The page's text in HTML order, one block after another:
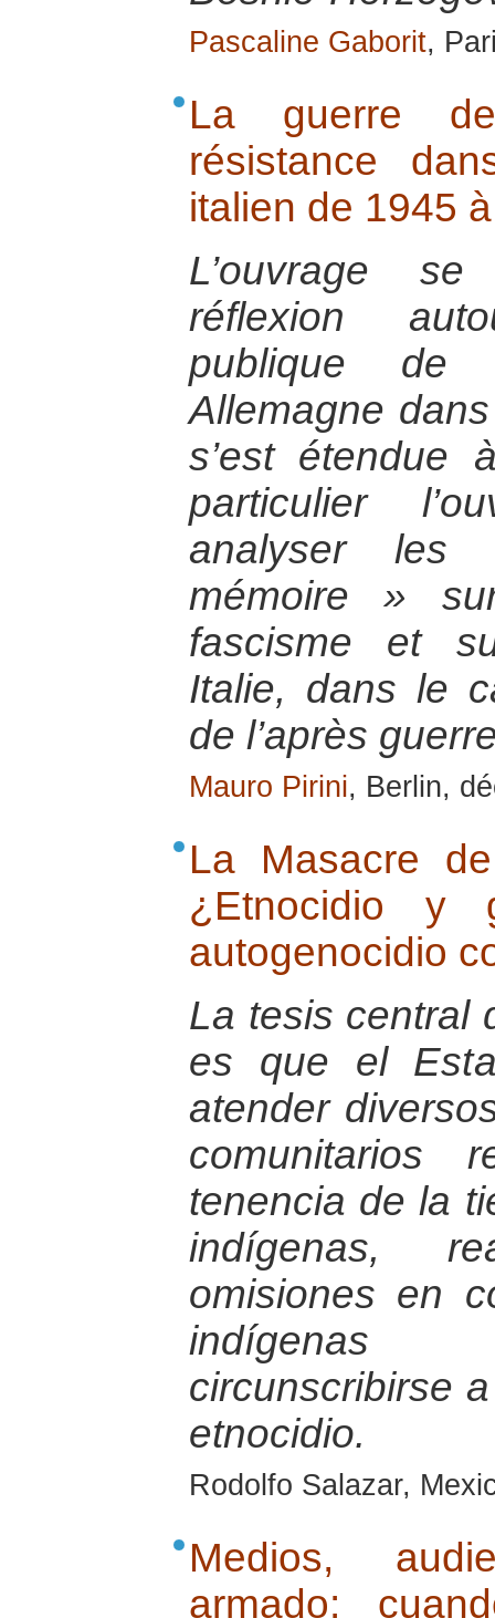
Pascaline Gaborit,
La guerre
résistance
italien de 1945
L’ouvrage
réflexion
publique de
Allemagne
s’est étendue
particulier
analyser
mémoire »
fascisme et
Italie, dans le
de l’après
Mauro Pirini, Berlin,
La Masacre
¿Etnocidio y
autogenocidio
La tesis central
es que el
atender
comunitarios
tenencia de la
indígenas,
omisiones en
indígenas
circunscribirse
etnocidio.
Rodolfo Salazar,
Medios,
armado: